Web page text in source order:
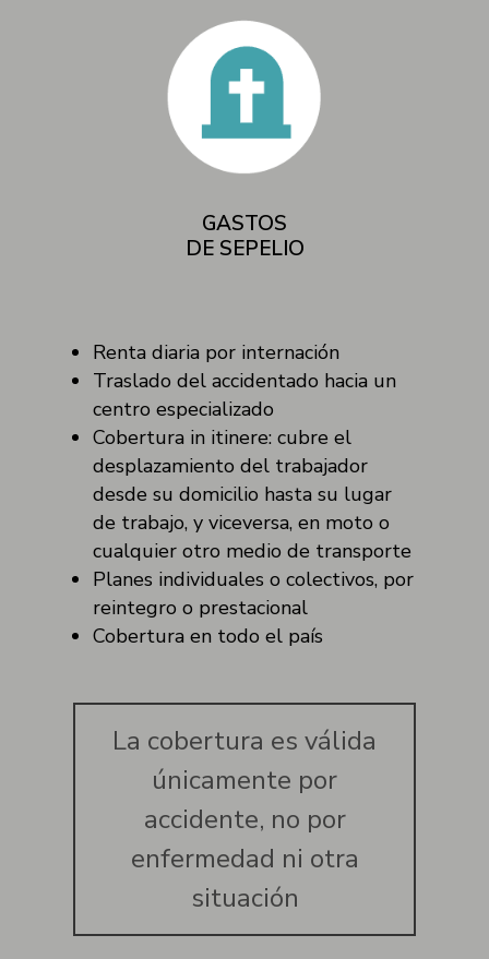
GASTOS
DE SEPELIO
Renta diaria por internación
Traslado del accidentado hacia un
centro especializado
Cobertura in itinere: cubre el
desplazamiento del trabajador
desde su domicilio hasta su lugar
de trabajo, y viceversa, en moto o
cualquier otro medio de transporte
Planes individuales o colectivos, por
reintegro o prestacional
Cobertura en todo el país
La cobertura es válida
únicamente por
accidente, no por
enfermedad ni otra
situación